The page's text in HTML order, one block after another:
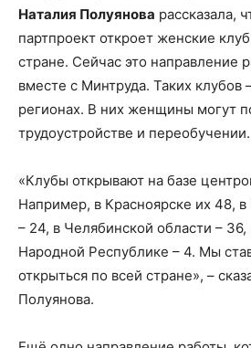
Наталия Полуянова рассказала,
партпроект откроет женские
стране. Сейчас это направление
вместе с Минтруда. Таких клубов
регионах. В них женщины могут
трудоустройстве и переобучении.
«Клубы открывают на базе
Например, в Красноярске их 48, в
– 24, в Челябинской области –
Народной Республике – 4. Мы
открыться по всей стране», –
Полуянова.